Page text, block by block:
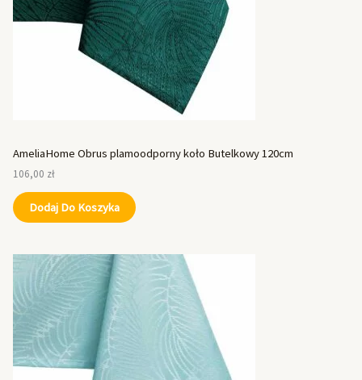
AmeliaHome Obrus plamoodporny koło Butelkowy 120cm
106,00 zł
Dodaj Do Koszyka